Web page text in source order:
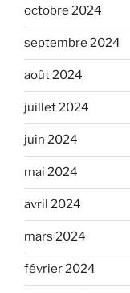
octobre 2024
septembre 2024
août 2024
juillet 2024
juin 2024
mai 2024
avril 2024
mars 2024
février 2024